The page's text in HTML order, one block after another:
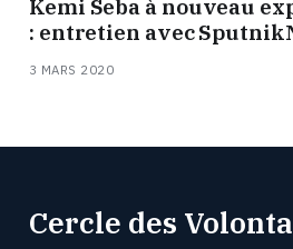
Kemi Seba à nouveau
: entretien avec
3 MARS 2020
Cercle des